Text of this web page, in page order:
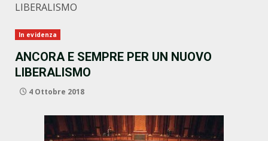
LIBERALISMO
In evidenza
ANCORA E SEMPRE PER UN NUOVO
LIBERALISMO
4 Ottobre 2018